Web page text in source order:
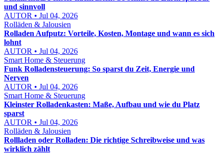
und sinnvoll
AUTOR • Jul 04, 2026
Rolläden & Jalousien
Rolladen Aufputz: Vorteile, Kosten, Montage und wann es sich
lohnt
AUTOR • Jul 04, 2026
Smart Home & Steuerung
Funk Rolladensteuerung: So sparst du Zeit, Energie und
Nerven
AUTOR • Jul 04, 2026
Smart Home & Steuerung
Kleinster Rolladenkasten: Maße, Aufbau und wie du Platz
sparst
AUTOR • Jul 04, 2026
Rolläden & Jalousien
Rollladen oder Rolladen: Die richtige Schreibweise und was
wirklich zählt